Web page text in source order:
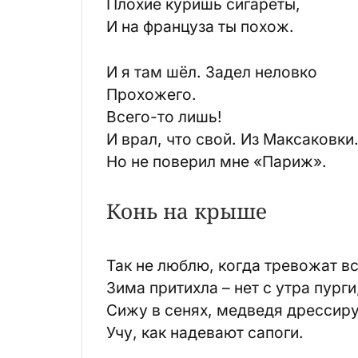
Плохие куришь сигареты,
И на француза ты похож.
И я там шёл. Задел неловко
Прохожего.
Всего-то лишь!
И врал, что свой. Из Максаковки.
Но не поверил мне «Париж».
Конь на крыше
Так не люблю, когда тревожат
Зима притихла – нет с утра
Сижу в сенях, медведя
Учу, как надевают сапоги.